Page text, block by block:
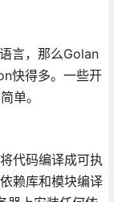
言，那么Golan
快得多。一些开
单。
代码编译成可执
赖库和模块编译